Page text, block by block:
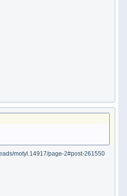
motyl.14917/page-2#post-261550